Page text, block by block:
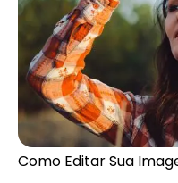
Como Editar Sua